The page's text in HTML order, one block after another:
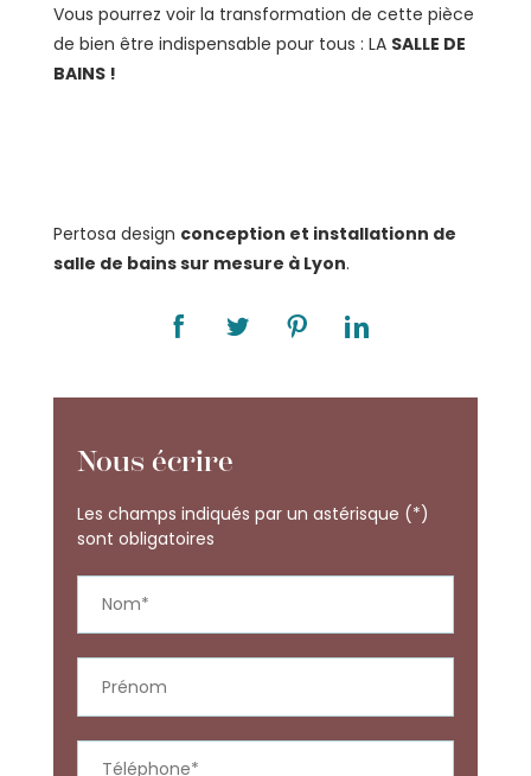
Vous pourrez voir la transformation de cette pièce
de bien être indispensable pour tous : LA SALLE DE
BAINS !
Pertosa design conception et installationn de
salle de bains sur mesure à Lyon.
Nous écrire
Les champs indiqués par un astérisque (*)
sont obligatoires